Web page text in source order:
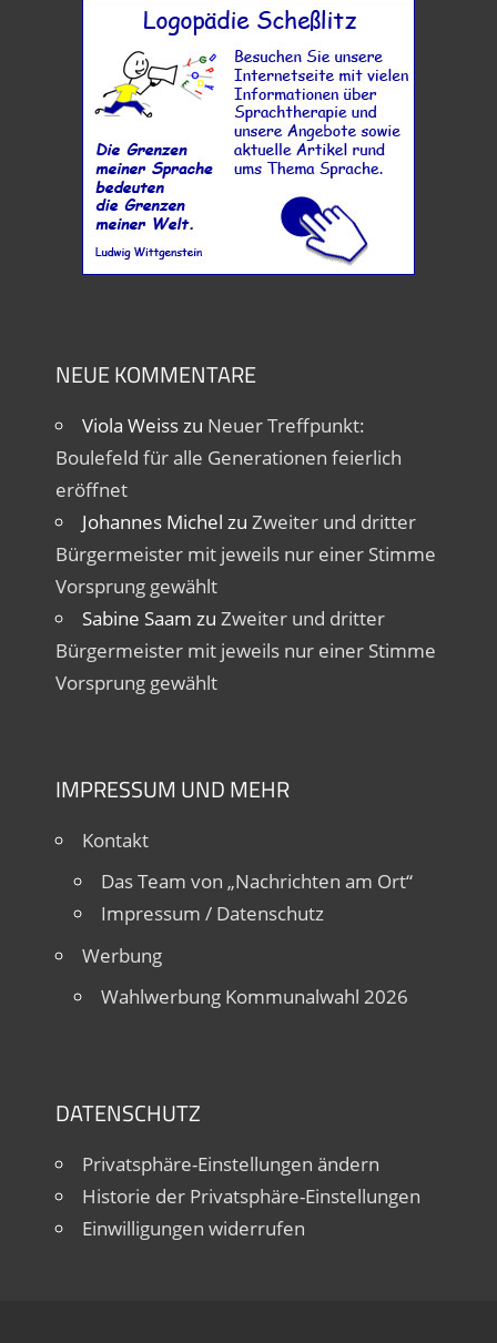
NEUE KOMMENTARE
Viola Weisszu Neuer Treffpunkt:
Boulefeld für alle Generationen feierlich
eröffnet
Johannes Michel zu Zweiter und dritter
Bürgermeister mit jeweils nur einer Stimme
Vorsprung gewählt
Sabine Saam zu Zweiter und dritter
Bürgermeister mit jeweils nur einer Stimme
Vorsprung gewählt
IMPRESSUM UND MEHR
Kontakt
Das Team von „Nachrichten am Ort“
Impressum / Datenschutz
Werbung
Wahlwerbung Kommunalwahl 2026
DATENSCHUTZ
Privatsphäre-Einstellungen ändern
Historie der Privatsphäre-Einstellungen
Einwilligungen widerrufen